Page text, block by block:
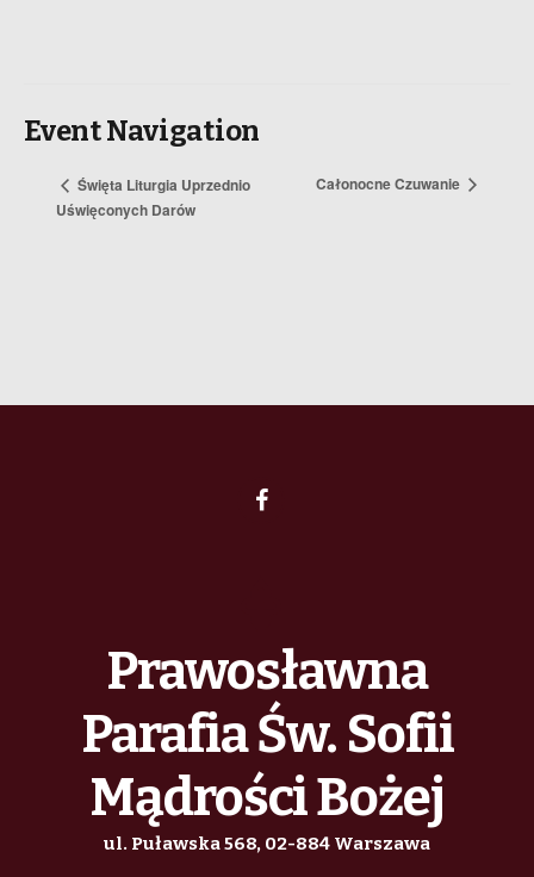
Event Navigation
Święta Liturgia Uprzednio
Uświęconych Darów
Całonocne Czuwanie
Prawosławna
Parafia Św. Sofii
Mądrości Bożej
ul. Puławska 568, 02-884 Warszawa